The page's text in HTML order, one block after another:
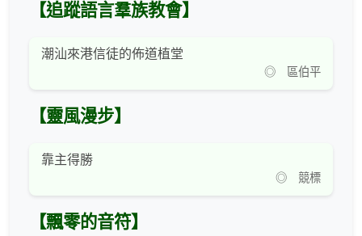
【追蹤語言羣族教會】
潮汕來港信徒的佈道植堂
◎ 區伯平
【靈風漫步】
靠主得勝
◎ 競標
【飄零的音符】